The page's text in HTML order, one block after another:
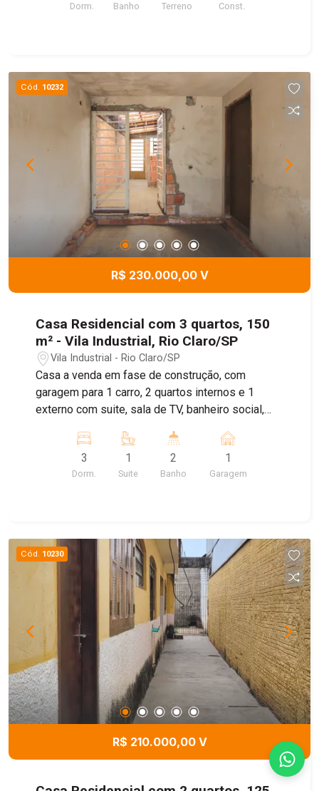
Dorm. Banho Terreno Const.
Cód. 10232
R$ 230.000,00 V
Casa Residencial com 3 quartos, 150
m² - Vila Industrial, Rio Claro/SP
Vila Industrial - Rio Claro/SP
Casa a venda em fase de construção, com
garagem para 1 carro, 2 quartos internos e 1
externo com suite, sala de TV, banheiro social,
3
Dorm.
1
Suite
2
Banho
1
Garagem
Cód. 10230
R$ 210.000,00 V